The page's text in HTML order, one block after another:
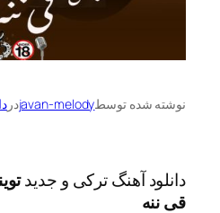
توسطjavan-melodyدردانلود اهنگ اذری
ترکی و جدیدتوینز آر امبه